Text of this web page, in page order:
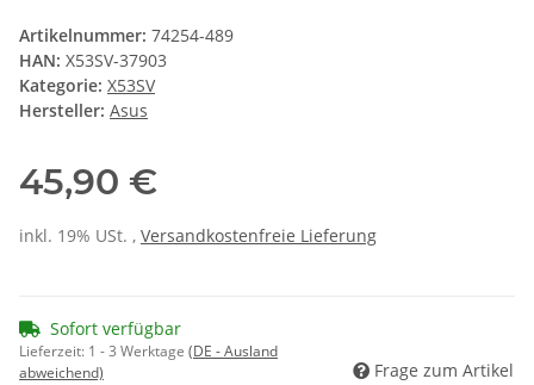
Artikelnummer: 74254-489
HAN: X53SV-37903
Kategorie: X53SV
Hersteller: Asus
45,90 €
inkl. 19% USt. , Versandkostenfreie Lieferung
Sofort verfügbar
Lieferzeit: 1 - 3 Werktage (DE - Ausland
abweichend)
Frage zum Artikel